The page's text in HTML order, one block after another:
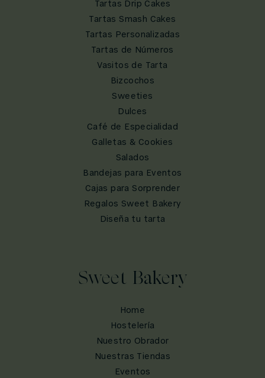
Tartas Drip Cakes
Tartas Smash Cakes
Tartas Personalizadas
Tartas de Números
Vasitos de Tarta
Bizcochos
Sweeties
Dulces
Café de Especialidad
Galletas & Cookies
Salados
Bandejas para Eventos
Cajas para Sorprender
Regalos Sweet Bakery
Diseña tu tarta
Sweet Bakery
Home
Hostelería
Nuestro Obrador
Nuestras Tiendas
Eventos